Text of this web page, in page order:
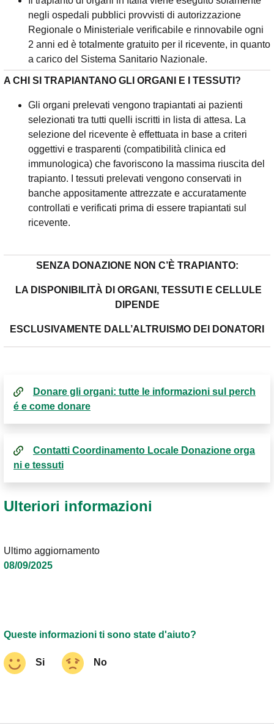
negli ospedali pubblici provvisti di autorizzazione
Regionale o Ministeriale verificabile e rinnovabile ogni
2 anni ed è totalmente gratuito per il ricevente, in quanto
a carico del Sistema Sanitario Nazionale.
A CHI SI TRAPIANTANO GLI ORGANI E I TESSUTI?
Gli organi prelevati vengono trapiantati ai pazienti
selezionati tra tutti quelli iscritti in lista di attesa. La
selezione del ricevente è effettuata in base a criteri
oggettivi e trasparenti (compatibilità clinica ed
immunologica) che favoriscono la massima riuscita del
trapianto. I tessuti prelevati vengono conservati in
banche appositamente attrezzate e accuratamente
controllati e verificati prima di essere trapiantati sul
ricevente.
SENZA DONAZIONE NON C’È TRAPIANTO:
LA DISPONIBILITÀ DI ORGANI, TESSUTI E CELLULE
DIPENDE
ESCLUSIVAMENTE DALL’ALTRUISMO DEI DONATORI
Donare gli organi: tutte le informazioni sul perch
é e come donare
Contatti Coordinamento Locale Donazione orga
ni e tessuti
Ulteriori informazioni
Ultimo aggiornamento
08/09/2025
Queste informazioni ti sono state d'aiuto?
Si No